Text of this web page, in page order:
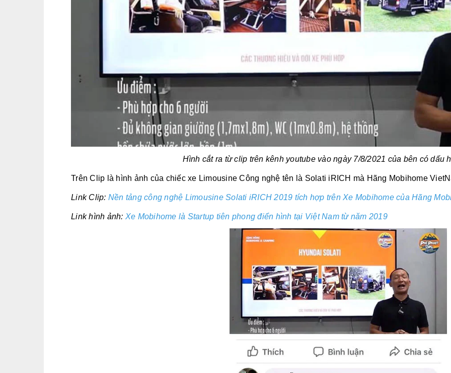
Hình cắt ra từ clip trên kênh youtube vào ngày 7/8/2021 của bên có dấu
Trên Clip là hình ảnh của chiếc xe Limousine Công nghệ tên là Solati iRICH mà Hãng Mobihome
Link Clip: Nền tảng công nghệ Limousine Solati iRICH 2019 tích hợp trên Xe Mobihome của Hãng
Link hình ảnh: Xe Mobihome là Startup tiên phong điển hình tại Việt Nam từ năm 2019